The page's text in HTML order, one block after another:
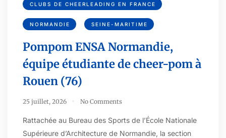
CLUBS DE CHEERLEADING EN FRANCE
NORMANDIE SEINE-MARITIME
Pompom ENSA Normandie,
équipe étudiante de cheer-pom à
Rouen (76)
25 juillet, 2026 No Comments
Rattachée au Bureau des Sports de l’École Nationale
Supérieure d’Architecture de Normandie, la section